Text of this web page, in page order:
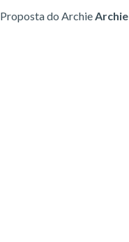
Proposta do ArchieArchie